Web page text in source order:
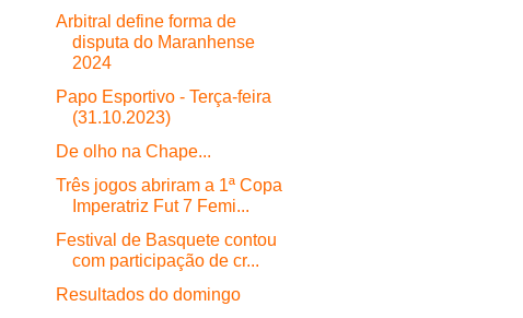
Arbitral define forma de
disputa do Maranhense
2024
Papo Esportivo - Terça-feira
(31.10.2023)
De olho na Chape...
Três jogos abriram a 1ª Copa
Imperatriz Fut 7 Femi...
Festival de Basquete contou
com participação de cr...
Resultados do domingo